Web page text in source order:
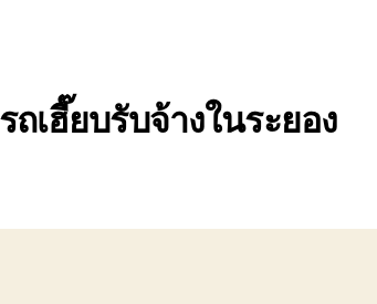
รถเฮี๊ยบรับจ้างในระยอง